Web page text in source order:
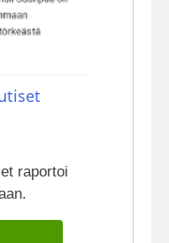
raportoi